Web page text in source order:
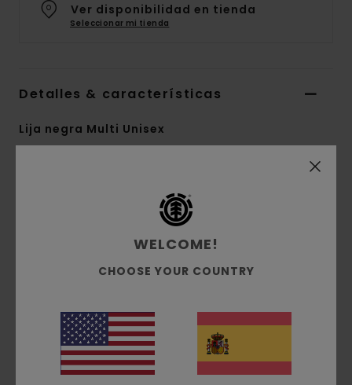
Ver disponibilidad en tienda
Seleccionar mi tienda
Detalles & características
Lija negra Multi Unisex
22,9 x 83,82 cm
Composición[Material principal] 100% lija
Envíos y Devoluciones
WELCOME!
CHOOSE YOUR COUNTRY